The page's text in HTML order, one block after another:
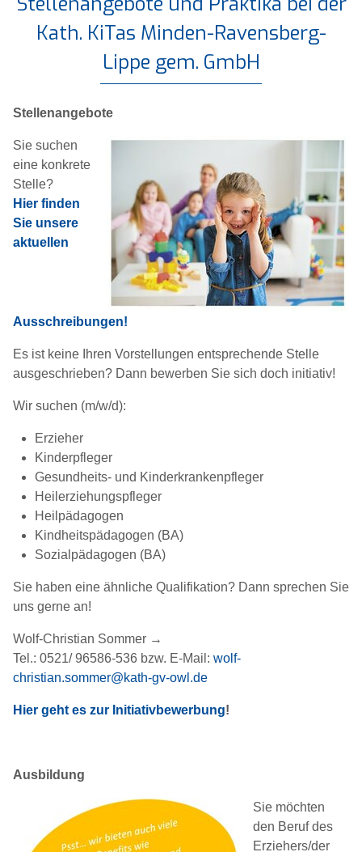
Kath. KiTas Minden-Ravensberg-
Lippe gem. GmbH
Stellenangebote
Sie suchen
eine konkrete
Stelle?
Hier finden
Sie unsere
aktuellen
Ausschreibungen!
Es ist keine Ihren Vorstellungen entsprechende Stelle
ausgeschrieben? Dann bewerben Sie sich doch initiativ!
Wir suchen (m/w/d):
Erzieher
Kinderpfleger
Gesundheits- und Kinderkrankenpfleger
Heilerziehungspfleger
Heilpädagogen
Kindheitspädagogen (BA)
Sozialpädagogen (BA)
Sie haben eine ähnliche Qualifikation? Dann sprechen Sie
uns gerne an!
Wolf-Christian Sommer →
Tel.: 0521/ 96586-536 bzw. E-Mail: wolf-
christian.sommer@kath-gv-owl.de
Hier geht es zur Initiativbewerbung!
Ausbildung
Sie möchten
den Beruf des
Erziehers/der